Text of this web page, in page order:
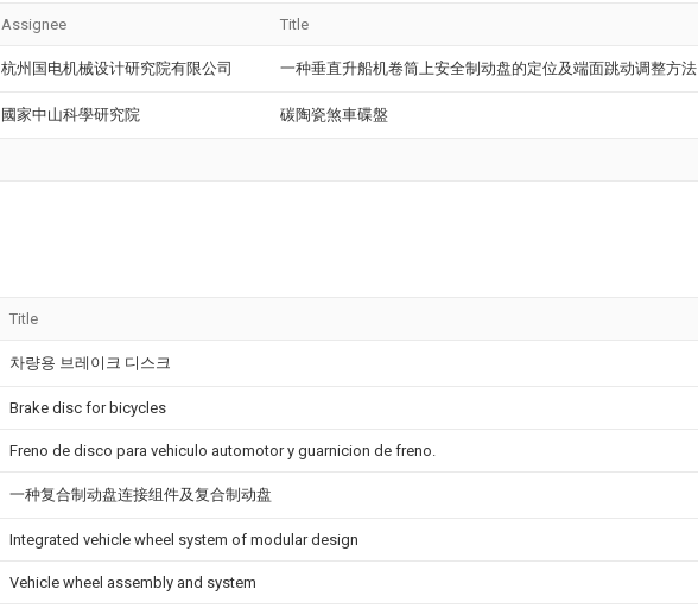
Assignee Title
杭州国电机械设计研究院有限公司 一种垂直升船机卷筒上安全制动盘的定位及端面跳动调整方法
國家中山科學研究院 碳陶瓷煞車碟盤
Title
차량용 브레이크 디스크
Brake disc for bicycles
Freno de disco para vehiculo automotor y guarnicion de freno.
一种复合制动盘连接组件及复合制动盘
Integrated vehicle wheel system of modular design
Vehicle wheel assembly and system